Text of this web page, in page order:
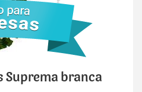
Suprema branca